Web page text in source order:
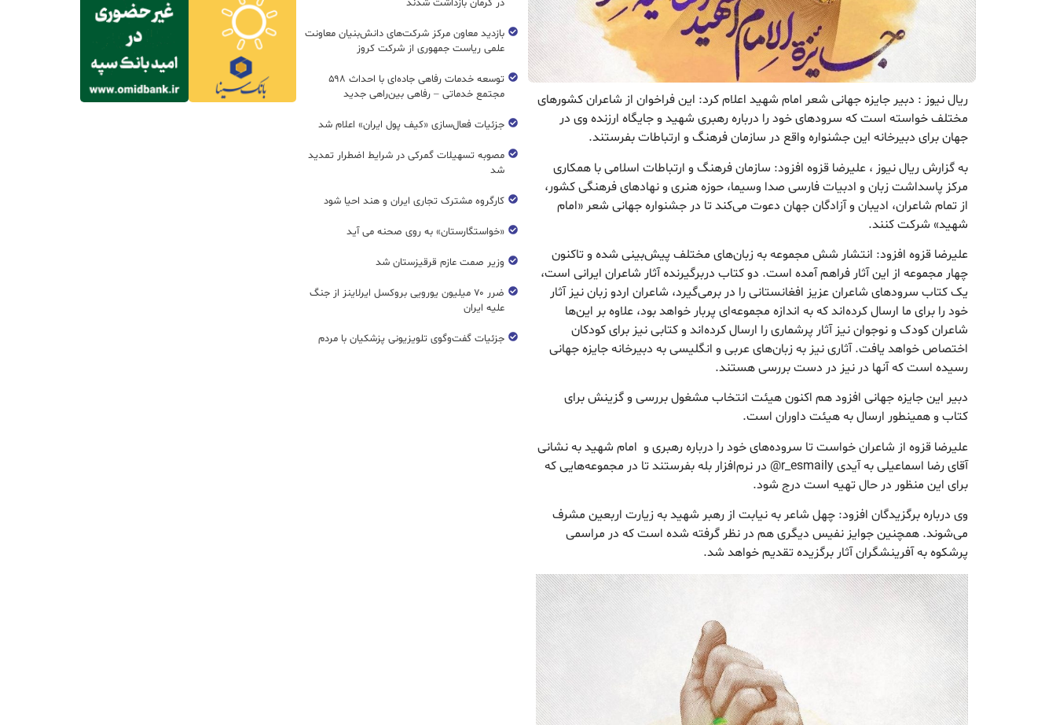
ریال نیوز : دبیر جایزه جهانی شعر امام شهید اعلام کرد: این فراخوان از شاعران کشورهای
مختلف خواسته است که سرودهای خود را درباره رهبری شهید و جایگاه ارزنده وی در
جهان برای دبیرخانه این جشنواره واقع در سازمان فرهنگ و ارتباطات بفرستند.
به گزارش ریال نیوز ، علیرضا قزوه افزود: سازمان فرهنگ و ارتباطات اسلامی با همکاری
مرکز پاسداشت زبان و ادبیات فارسی صدا وسیما، حوزه هنری و نهادهای فرهنگی کشور،
از تمام شاعران، ادیبان و آزادگان جهان دعوت می‌کند تا در جشنواره جهانی شعر «امام
شهید» شرکت کنند.
علیرضا قزوه افزود: انتشار شش مجموعه به زبان‌های مختلف پیش‌بینی شده و تاکنون
چهار مجموعه از این آثار فراهم آمده است. دو کتاب دربرگیرنده آثار شاعران ایرانی است،
یک کتاب سرودهای شاعران عزیز افغانستانی را در برمی‌گیرد، شاعران اردو زبان نیز آثار
خود را برای ما ارسال کرده‌اند که به اندازه مجموعه‌ای پربار خواهد بود، علاوه بر این‌ها
شاعران کودک و نوجوان نیز آثار پرشماری را ارسال کرده‌اند و کتابی نیز برای کودکان
اختصاص خواهد یافت. آثاری نیز به زبان‌های عربی و انگلیسی به دبیرخانه جایزه جهانی
رسیده است که آنها در نیز در دست بررسی هستند.
دبیر این جایزه جهانی افزود هم اکنون هیئت انتخاب مشغول بررسی و گزینش برای
کتاب و همینطور ارسال به هیئت داوران است.
علیرضا قزوه از شاعران خواست تا سروده‌های خود را درباره رهبری و امام شهید به نشانی
آقای رضا اسماعیلی به آیدی ‎@r_esmaily در نرم‌افزار بله بفرستند تا در مجموعه‌هایی که
برای این منظور در حال تهیه است درج شود.
وی درباره‌ برگزیدگان افزود: چهل شاعر به نیابت از رهبر شهید به زیارت اربعین مشرف
می‌شوند. همچنین جوایز نفیس دیگری هم در نظر گرفته شده است که در مراسمی
پرشکوه به آفرینشگران آثار برگزیده تقدیم خواهد شد.
در کرمان بازداشت شدند
بازدید معاون مرکز شرکت‌های دانش‌بنیان معاونت
علمی ریاست جمهوری از شرکت کروز
توسعه خدمات رفاهی جاده‌ای با احداث ۵۹۸
مجتمع خدماتی – رفاهی بین‌راهی جدید
جزئیات فعال‌سازی «کیف پول ایران» اعلام شد
مصوبه تسهیلات گمرکی در شرایط اضطرار تمدید
شد
کارگروه مشترک تجاری ایران و هند احیا شود
«خواستگارستان» به روی صحنه می آید
وزیر صمت عازم قرقیزستان شد
ضرر ۷۰ میلیون یورویی بروکسل ایرلاینز از جنگ
علیه ایران
جزئیات گفت‌وگوی تلویزیونی پزشکیان با مردم